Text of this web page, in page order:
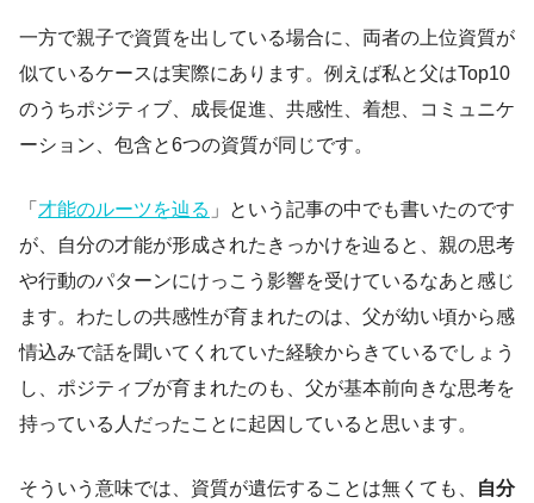
一方で親子で資質を出している場合に、両者の上位資質が
似ているケースは実際にあります。例えば私と父はTop10
のうちポジティブ、成長促進、共感性、着想、コミュニケ
ーション、包含と6つの資質が同じです。
「 才能のルーツを辿る 」という記事の中でも書いたのです
が、自分の才能が形成されたきっかけを辿ると、親の思考
や行動のパターンにけっこう影響を受けているなあと感じ
ます。わたしの共感性が育まれたのは、父が幼い頃から感
情込みで話を聞いてくれていた経験からきているでしょう
し、ポジティブが育まれたのも、父が基本前向きな思考を
持っている人だったことに起因していると思います。
そういう意味では、資質が遺伝することは無くても、
自分